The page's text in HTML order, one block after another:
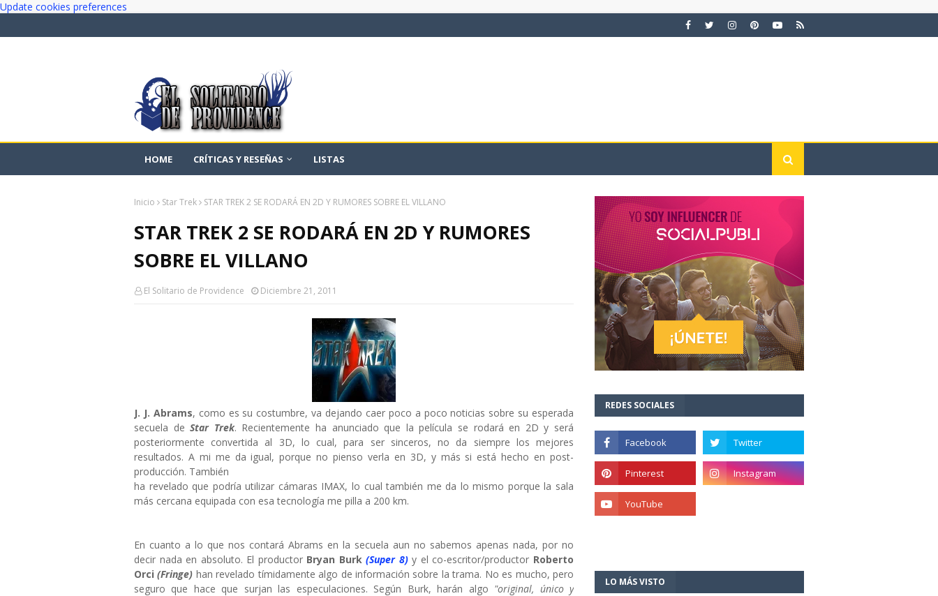
Update cookies preferences
HOME CRÍTICAS Y RESEÑAS LISTAS
Inicio Star Trek STAR TREK 2 SE RODARÁ EN 2D Y RUMORES SOBRE EL VILLANO
STAR TREK 2 SE RODARÁ EN 2D Y RUMORES
SOBRE EL VILLANO
El Solitario de Providence Diciembre 21, 2011
J. J. Abrams, como es su costumbre, va dejando caer poco a poco noticias sobre su esperada
secuela deStar Trek. Recientemente ha anunciado que la película se rodará en 2D y será
posteriormente convertida al 3D, lo cual, para ser sinceros, no da siempre los mejores
resultados. A mi me da igual, porque no pienso verla en 3D, y más si está hecho en post-
producción. También
ha revelado que podría utilizar cámaras IMAX, lo cual también me da lo mismo porque la sala
más cercana equipada con esa tecnología me pilla a 200 km.
En cuanto a lo que nos contará Abrams en la secuela aun no sabemos apenas nada, por no
decir nada en absoluto. El productor Bryan Burk(Super 8) y el co-escritor/productor Roberto
Orci(Fringe) han revelado tímidamente algo de información sobre la trama. No es mucho, pero
seguro que hace que surjan las especulaciones. Según Burk, harán algo "original, único y
REDES SOCIALES
LO MÁS VISTO